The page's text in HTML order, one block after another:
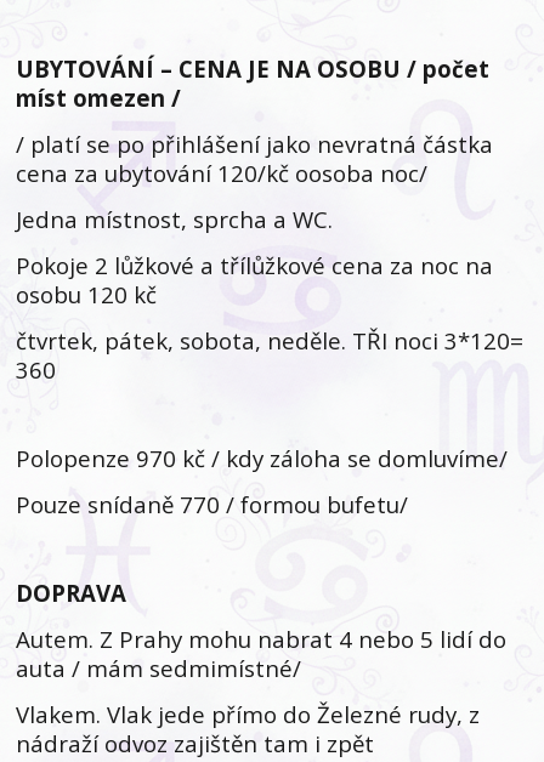
UBYTOVÁNÍ – CENA JE NA OSOBU / počet
míst omezen /
/ platí se po přihlášení jako nevratná částka
cena za ubytování 120/kč oosoba noc/
Jedna místnost, sprcha a WC.
Pokoje 2 lůžkové a třílůžkové cena za noc na
osobu 120 kč
čtvrtek, pátek, sobota, neděle. TŘI noci 3*120=
360
Polopenze 970 kč / kdy záloha se domluvíme/
Pouze snídaně 770 / formou bufetu/
DOPRAVA
Autem. Z Prahy mohu nabrat 4 nebo 5 lidí do
auta / mám sedmimístné/
Vlakem. Vlak jede přímo do Železné rudy, z
nádraží odvoz zajištěn tam i zpět